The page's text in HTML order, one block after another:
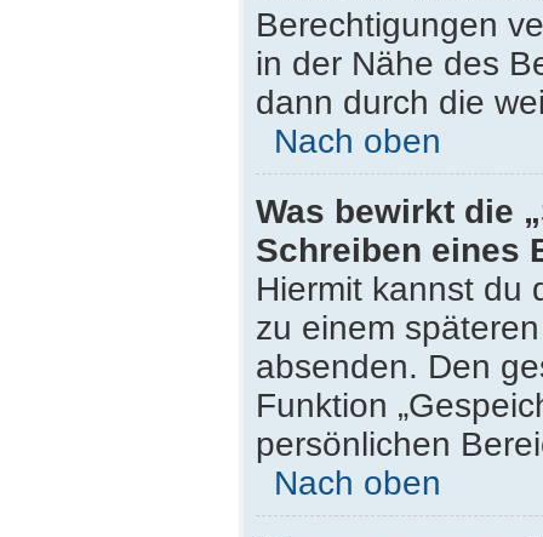
Berechtigungen
in der Nähe des
dann durch die
Nach oben
Was bewirkt die
Schreiben eines
Hiermit kannst du
zu einem
absenden. Den
Funktion
persönlichen
Nach oben